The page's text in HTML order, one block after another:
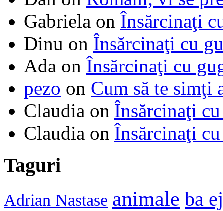
Gabriela on Însărcinaţi
Dinu on Însărcinaţi cu
Ada on Însărcinaţi cu
pezo on Cum să te simţi
Claudia on Însărcinaţi
Claudia on Însărcinaţi
Taguri
Adrian Nastase animale ba